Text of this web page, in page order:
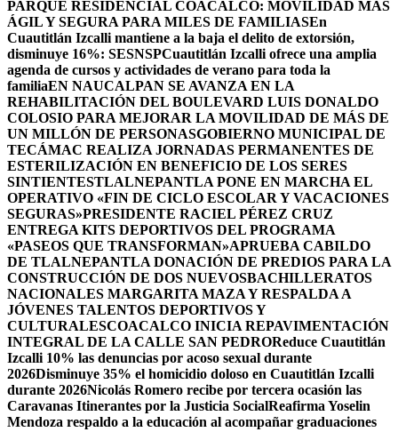
PARQUE RESIDENCIAL COACALCO: MOVILIDAD MÁS
ÁGIL Y SEGURA PARA MILES DE FAMILIASEn
Cuautitlán Izcalli mantiene a la baja el delito de extorsión,
disminuye 16%: SESNSPCuautitlán Izcalli ofrece una amplia
agenda de cursos y actividades de verano para toda la
familiaEN NAUCALPAN SE AVANZA EN LA
REHABILITACIÓN DEL BOULEVARD LUIS DONALDO
COLOSIO PARA MEJORAR LA MOVILIDAD DE MÁS DE
UN MILLÓN DE PERSONASGOBIERNO MUNICIPAL DE
TECÁMAC REALIZA JORNADAS PERMANENTES DE
ESTERILIZACIÓN EN BENEFICIO DE LOS SERES
SINTIENTESTLALNEPANTLA PONE EN MARCHA EL
OPERATIVO «FIN DE CICLO ESCOLAR Y VACACIONES
SEGURAS»PRESIDENTE RACIEL PÉREZ CRUZ
ENTREGA KITS DEPORTIVOS DEL PROGRAMA
«PASEOS QUE TRANSFORMAN»APRUEBA CABILDO
DE TLALNEPANTLA DONACIÓN DE PREDIOS PARA LA
CONSTRUCCIÓN DE DOS NUEVOSBACHILLERATOS
NACIONALES MARGARITA MAZA Y RESPALDA A
JÓVENES TALENTOS DEPORTIVOS Y
CULTURALESCOACALCO INICIA REPAVIMENTACIÓN
INTEGRAL DE LA CALLE SAN PEDROReduce Cuautitlán
Izcalli 10% las denuncias por acoso sexual durante
2026Disminuye 35% el homicidio doloso en Cuautitlán Izcalli
durante 2026Nicolás Romero recibe por tercera ocasión las
Caravanas Itinerantes por la Justicia SocialReafirma Yoselin
Mendoza respaldo a la educación al acompañar graduaciones